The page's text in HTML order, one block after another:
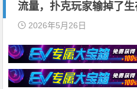
流量，扑克玩家输掉了
2026年5月26日